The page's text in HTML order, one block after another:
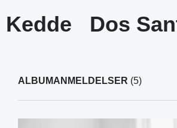
Kedde Dos
ALBUMANMELDELSER (5)